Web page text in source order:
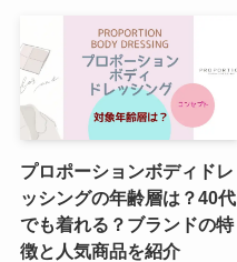
プロポーションボディドレ
ッシングの年齢層は？40代
でも着れる？ブランドの特
徴と人気商品を紹介